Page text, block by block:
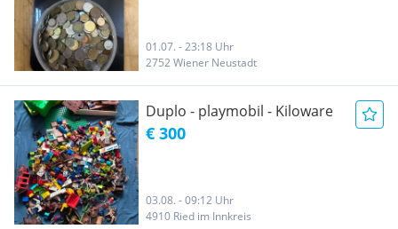
01.07. - 23:18 Uhr
2752 Wiener Neustadt
Duplo - playmobil - Kiloware
€ 300
03.08. - 09:12 Uhr
4910 Ried im Innkreis